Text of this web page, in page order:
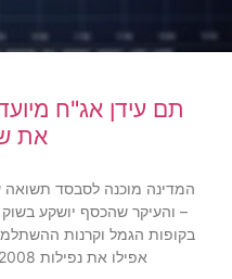
תם עידן אג"ח
את
המדינה מוכנה לסבסד תשואה
– והעיקר שהכסף יושקע בשוק
בקופות הגמל וקרנות
אפילו את נפילות 2008 והיא עדיין הייתה מרוויחה